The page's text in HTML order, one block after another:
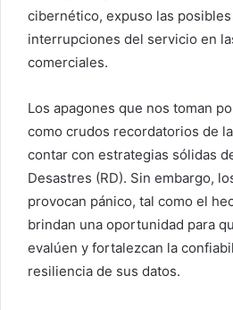
cibernético, expuso las
interrupciones del servicio en
comerciales.
Los apagones que nos toman
como crudos recordatorios de
contar con estrategias sólidas
Desastres (RD). Sin embargo,
provocan pánico, tal como el
brindan una oportunidad para
evalúen y fortalezcan la
resiliencia de sus datos.